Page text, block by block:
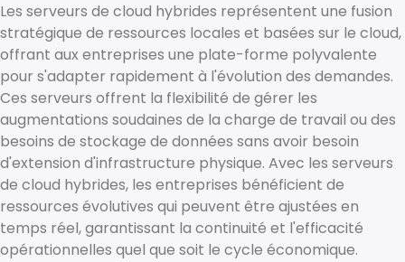
Les serveurs de cloud hybrides représentent une fusion
stratégique de ressources locales et basées sur le cloud,
offrant aux entreprises une plate-forme polyvalente
pour s'adapter rapidement à l'évolution des demandes.
Ces serveurs offrent la flexibilité de gérer les
augmentations soudaines de la charge de travail ou des
besoins de stockage de données sans avoir besoin
d'extension d'infrastructure physique. Avec les serveurs
de cloud hybrides, les entreprises bénéficient de
ressources évolutives qui peuvent être ajustées en
temps réel, garantissant la continuité et l'efficacité
opérationnelles quel que soit le cycle économique.